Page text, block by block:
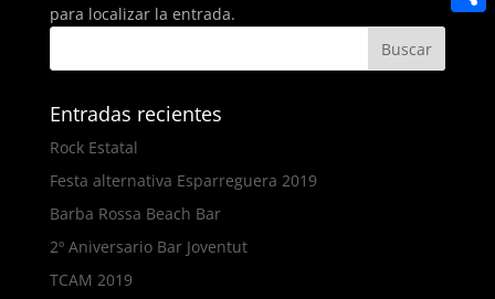
para localizar la entrada.
Entradas recientes
Rock Estatal
Festa alternativa Esparreguera 2019
Barba Rossa Beach Bar
2º Aniversario Bar Joventut
TCAM 2019